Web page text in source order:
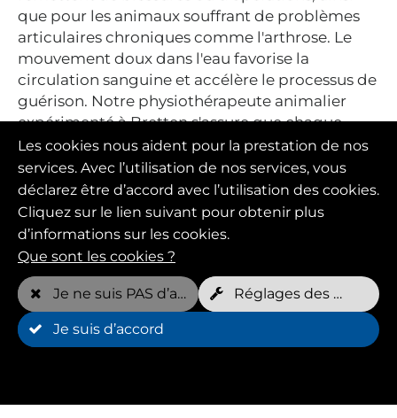
que pour les animaux souffrant de problèmes
articulaires chroniques comme l'arthrose. Le
mouvement doux dans l'eau favorise la
circulation sanguine et accélère le processus de
guérison. Notre physiothérapeute animalier
expérimenté à Bretten s'assure que chaque
traitement est adapté aux besoins individuels
de ton chien.
Les cookies nous aident pour la prestation de nos
services. Avec l’utilisation de nos services, vous
déclarez être d’accord avec l’utilisation des cookies.
Cliquez sur le lien suivant pour obtenir plus
d’informations sur les cookies.
Que sont les cookies ?
Je ne suis PAS d’accord Réglages des cookies
Je suis d’accord